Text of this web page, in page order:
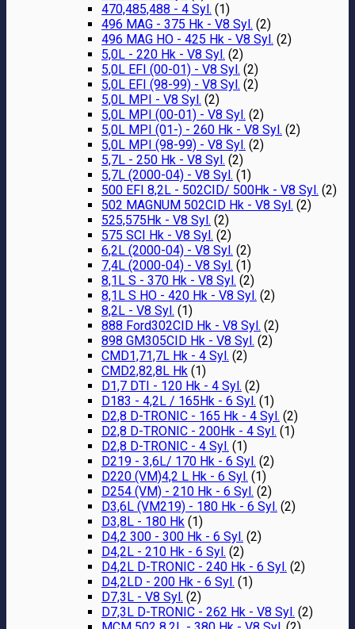
470,485,488 - 4 Syl. (1)
496 MAG - 375 Hk - V8 Syl. (2)
496 MAG HO - 425 Hk - V8 Syl. (2)
5,0L - 220 Hk - V8 Syl. (2)
5,0L EFI (00-01) - V8 Syl. (2)
5,0L EFI (98-99) - V8 Syl. (2)
5,0L MPI - V8 Syl. (2)
5,0L MPI (00-01) - V8 Syl. (2)
5,0L MPI (01-) - 260 Hk - V8 Syl. (2)
5,0L MPI (98-99) - V8 Syl. (2)
5,7L - 250 Hk - V8 Syl. (2)
5,7L (2000-04) - V8 Syl. (1)
500 EFI 8,2L - 502CID/ 500Hk - V8 Syl. (2)
502 MAGNUM 502CID Hk - V8 Syl. (2)
525,575Hk - V8 Syl. (2)
575 SCI Hk - V8 Syl. (2)
6,2L (2000-04) - V8 Syl. (2)
7,4L (2000-04) - V8 Syl. (1)
8,1L S - 370 Hk - V8 Syl. (2)
8,1L S HO - 420 Hk - V8 Syl. (2)
8,2L - V8 Syl. (1)
888 Ford302CID Hk - V8 Syl. (2)
898 GM305CID Hk - V8 Syl. (2)
CMD1,71,7L Hk - 4 Syl. (2)
CMD2,82,8L Hk (1)
D1,7 DTI - 120 Hk - 4 Syl. (2)
D183 - 4,2L / 165Hk - 6 Syl. (1)
D2,8 D-TRONIC - 165 Hk - 4 Syl. (2)
D2,8 D-TRONIC - 200Hk - 4 Syl. (1)
D2,8 D-TRONIC - 4 Syl. (1)
D219 - 3,6L/ 170 Hk - 6 Syl. (2)
D220 (VM)4,2 L Hk - 6 Syl. (1)
D254 (VM) - 210 Hk - 6 Syl. (2)
D3,6L (VM219) - 180 Hk - 6 Syl. (2)
D3,8L - 180 Hk (1)
D4,2 300 - 300 Hk - 6 Syl. (2)
D4,2L - 210 Hk - 6 Syl. (2)
D4,2L D-TRONIC - 240 Hk - 6 Syl. (2)
D4,2LD - 200 Hk - 6 Syl. (1)
D7,3L - V8 Syl. (2)
D7,3L D-TRONIC - 262 Hk - V8 Syl. (2)